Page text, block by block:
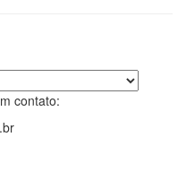
contato: